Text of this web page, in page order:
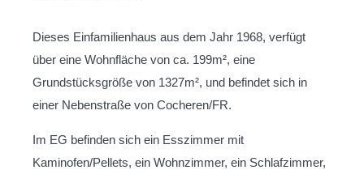
Dieses Einfamilienhaus aus dem Jahr 1968, verfügt
über eine Wohnfläche von ca. 199m², eine
Grundstücksgröße von 1327m², und befindet sich in
einer Nebenstraße von Cocheren/FR.
Im EG befinden sich ein Esszimmer mit
Kaminofen/Pellets, ein Wohnzimmer, ein Schlafzimmer,